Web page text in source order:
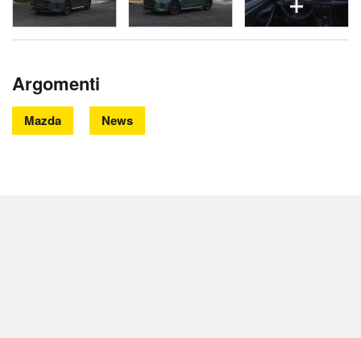
Argomenti
Mazda News